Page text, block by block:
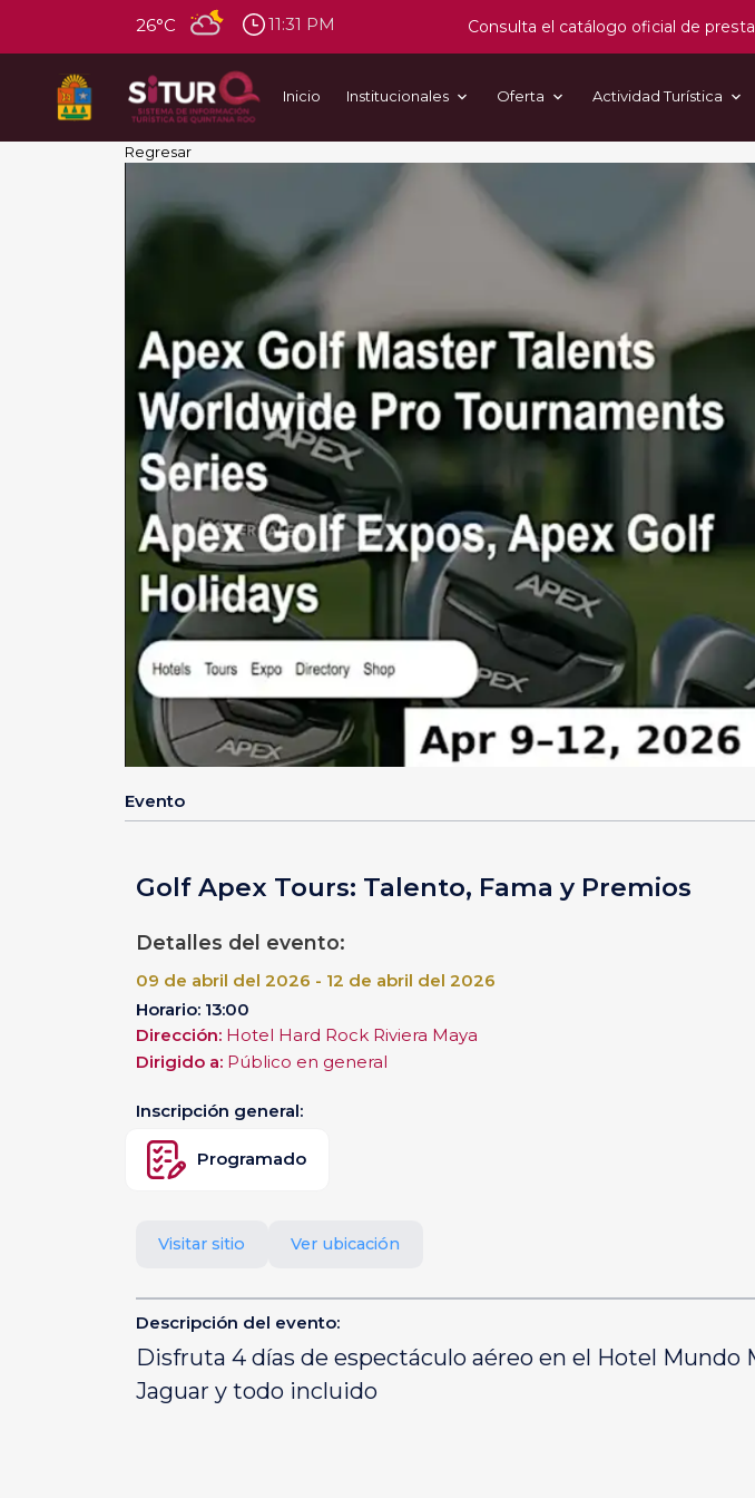
26°C 11:31 PM Consulta el catálogo oficial de
Inicio Institucionales Oferta Actividad Turística
Regresar
Evento
Golf Apex Tours: Talento, Fama y Premios
Detalles del evento:
09 de abril del 2026 - 12 de abril del 2026
Horario: 13:00
Dirección: Hotel Hard Rock Riviera Maya
Dirigido a: Público en general
Inscripción general:
Programado
Visitar sitio Ver ubicación
Descripción del evento:
Disfruta 4 días de espectáculo aéreo en el Hotel Mundo
Jaguar y todo incluido